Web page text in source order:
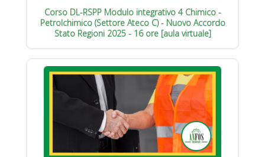
Corso DL-RSPP Modulo integrativo 4 Chimico -
Petrolchimico (Settore Ateco C) - Nuovo Accordo
Stato Regioni 2025 - 16 ore [aula virtuale]